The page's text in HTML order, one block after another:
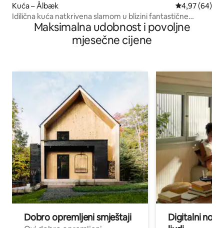
Kuća – Ålbæk Prosječna
4,97 (64)
Idilična kuća natkrivena slamom u blizini fantastične
prirode i golf terena
Maksimalna udobnost i povoljne
mjesečne cijene
Dobro opremljeni smještaji
Digitalni